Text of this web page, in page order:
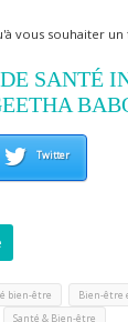
vous souhaiter un
SANTÉ
Twitter
bien-être Bien-être
Santé & Bien-être